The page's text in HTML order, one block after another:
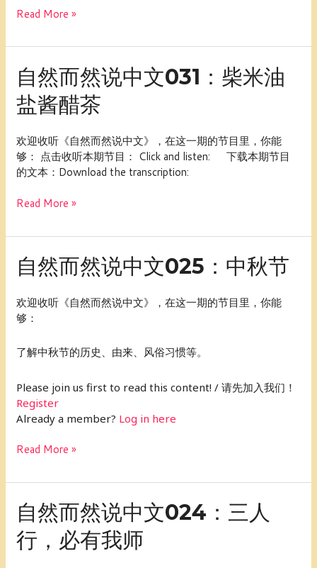
正
你
的
2020
年
——
5
个
建
帮
立
并
成
新
目
Read More »
自然而然说中文031：柴米油
盐酱醋茶
欢迎收听《自然而然说中文》，在这一期的节目里，你能
够： 点击收听本期节目： Click and listen: 下载本期节目
的文本：Download the transcription:
自
然
而
然
中
文
031：
米
盐
酱
醋
Read More »
自然而然说中文025：中秋节
欢迎收听《自然而然说中文》，在这一期的节目里，你能
够：
了解中秋节的历史、由来、风俗习惯等。
Please join us first to read this content! / 请先加入我们！
Register
Already a member? Log in here
自
然
然
说
文
中
秋
节
Read More »
自然而然说中文024：三人
行，必有我师
自
然
而
然